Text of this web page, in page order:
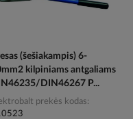
(šešiakampis) 6-
kilpiniams antgaliams
DIN46267 P...
prekės kodas